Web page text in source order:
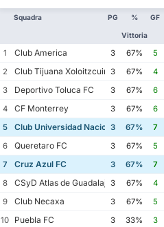
Squadra PG %
Vittoria
GF
1 Club America 3 67% 5
2
Club Tijuana Xoloitzcuintles de Caliente
3 67% 4
3
Deportivo Toluca FC 3 67% 6
4
CF Monterrey 3 67% 6
5
Club Universidad Nacional
3 67% 7
6
Queretaro FC 3 67% 5
7
Cruz Azul FC 3 67% 7
8
CSyD Atlas de Guadalajara
3 67% 4
9
Club Necaxa 3 67% 5
10
Puebla FC 3 33% 3